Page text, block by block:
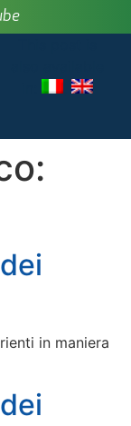
in:
in maniera